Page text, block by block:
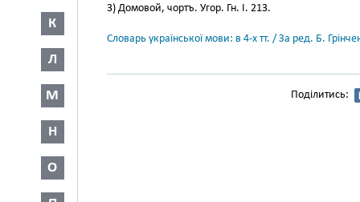
К
Л
М
Н
О
3) Домовой, чортъ. Угор. Гн. І. 213.
Словарь української мови: в 4-х тт. / За ред. Б.
Поділитись: